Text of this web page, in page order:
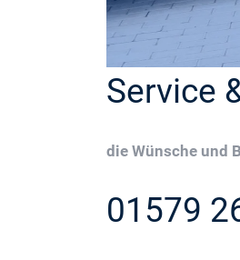
Service
die Wünsche und
01579